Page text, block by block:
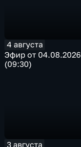
4 августа
Эфир от 04.08.2026
(09:30)
3 августа